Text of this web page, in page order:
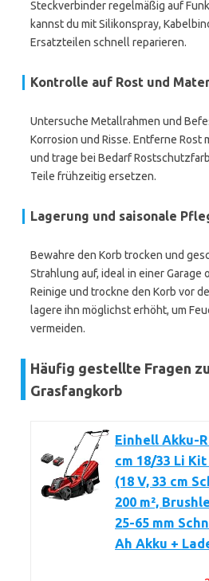
Steckverbinder regelmäßig auf
kannst du mit Silikonspray,
Ersatzteilen schnell reparieren.
Kontrolle auf Rost und
Untersuche Metallrahmen und
Korrosion und Risse. Entferne Rost
und trage bei Bedarf
Teile frühzeitig ersetzen.
Lagerung und saisonale
Bewahre den Korb trocken und
Strahlung auf, ideal in einer Garage
Reinige und trockne den Korb vor
lagere ihn möglichst erhöht, um
vermeiden.
Häufig gestellte Fragen
Grasfangkorb
Einhell Akku-
cm 18/33 Li
(18 V, 33 cm
200 m²,
25-65 mm
Ah Akku +